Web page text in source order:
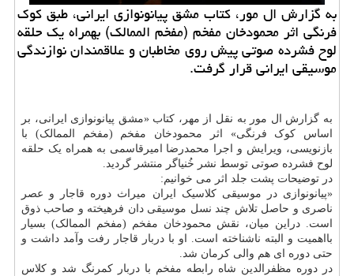
به گزارش ال مور، کتاب مشق پیانونوازی ایرانی، طبق کوک
فرنگی اثر محمودخان مفخم (مفخم الممالک) بهمراه یک حلقه
لوح فشرده صوتی پیش روی مخاطبان و علاقمندان نوازندگی
موسیقی ایرانی قرار گرفت.
به گزارش ال مور به نقل از مهر، کتاب «مشق پیانونوازی ایرانی، بر
اساس کوک فرنگی» اثر محمودخان مفخم (مفخم الممالک) با
بازنویسی، ویرایش و اجرا محمدرضا امیرقاسمی به همراه یک حلقه
لوح فشرده صوتی توسط نشر خُنیاگر منتشر گردید.
در توضیحات پشت جلد اثر می خوانیم:
«پیانونوازی در موسیقی کلاسیک ایران میراث دوره قاجار و عصر
ناصری و حاصل تلاش چند نسل موسیقی دان فرهیخته و صاحب ذوق
است. دراین میان، نقش محمودخان مفخم (مفخم الممالک) بسیار
بااهمیت و البته ناشناخته است. او با دربار قاجار رفت وآمد داشت و
حتی دوره ای هم والی کرمان شد.
در دوره مظفرالدین شاه رابطه مفخم با دربار کمرنگ شد و کلاس